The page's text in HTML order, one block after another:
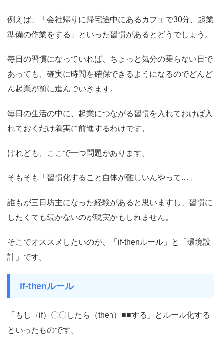
例えば、「会社帰りに帰宅途中にあるカフェで30分、起業
準備の作業をする」といった習慣があるとどうでしょう。
毎日の習慣になっていれば、ちょっと気分の乗らない日で
あっても、確実に時間を確保できるようになるのでどんど
ん起業が前に進んでいきます。
毎日の生活の中に、起業につながる習慣を入れておけば入
れておくだけ着実に前進するわけです。
けれども、ここで一つ問題があります。
そもそも「習慣化すること自体が難しいんやって…」
誰もが三日坊主になった経験があると思いますし、習慣に
したくても続かないのが現実かもしれません。
そこでオススメしたいのが、「if-thenルール」と「環境設
計」です。
if-thenルール
「もし（if）〇〇したら（then）■■する」とルール化する
といったものです。